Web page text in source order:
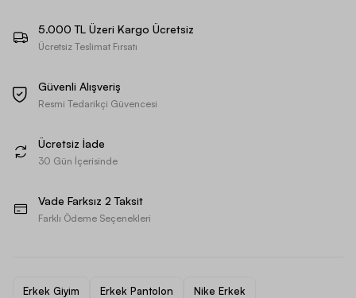
5.000 TL Üzeri Kargo Ücretsiz
Ücretsiz Teslimat Fırsatı
Güvenli Alışveriş
Resmi Tedarikçi Güvencesi
Ücretsiz İade
30 Gün İçerisinde
Vade Farksız 2 Taksit
Farklı Ödeme Seçenekleri
Erkek Giyim Erkek Pantolon Nike Erkek